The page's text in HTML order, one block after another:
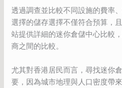
透過調查並比較不同設施的費率
選擇的儲存選擇不僅符合預算，
站提供詳細的迷你倉儲中心比較
商之間的比較。
尤其對香港居民而言，尋找迷你
要，因為城市地理與人口密度帶